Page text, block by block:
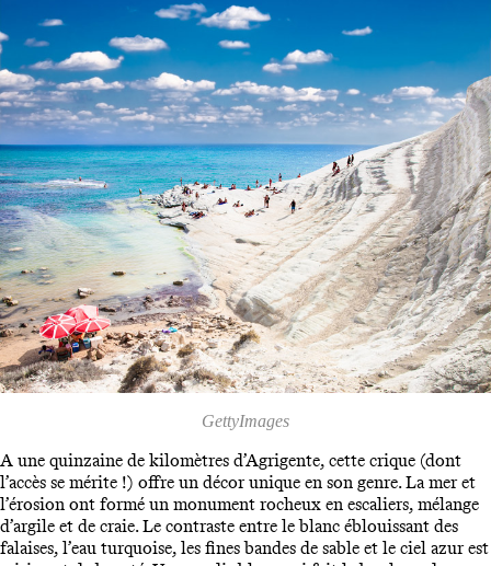
GettyImages
A une quinzaine de kilomètres d’Agrigente, cette crique (dont
l’accès se mérite !) offre un décor unique en son genre. La mer et
l’érosion ont formé un monument rocheux en escaliers, mélange
d’argile et de craie. Le contraste entre le blanc éblouissant des
falaises, l’eau turquoise, les fines bandes de sable et le ciel azur est